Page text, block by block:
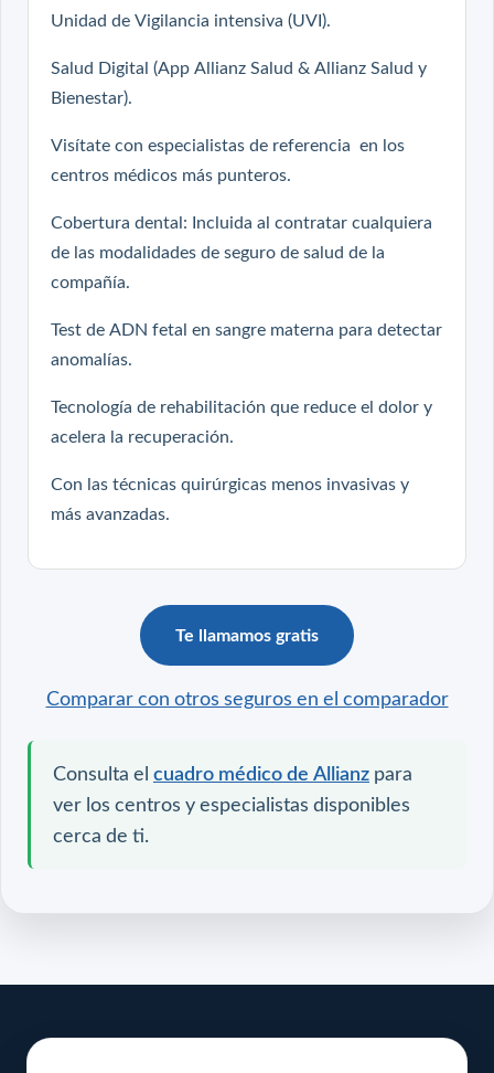
Unidad de Vigilancia intensiva (UVI).
Salud Digital (App Allianz Salud & Allianz Salud y
Bienestar).
Visítate con especialistas de referencia en los
centros médicos más punteros.
Cobertura dental: Incluida al contratar cualquiera
de las modalidades de seguro de salud de la
compañía.
Test de ADN fetal en sangre materna para detectar
anomalías.
Tecnología de rehabilitación que reduce el dolor y
acelera la recuperación.
Con las técnicas quirúrgicas menos invasivas y
más avanzadas.
Te llamamos gratis
Comparar con otros seguros en el comparador
Consulta el cuadro médico de Allianz para
ver los centros y especialistas disponibles
cerca de ti.